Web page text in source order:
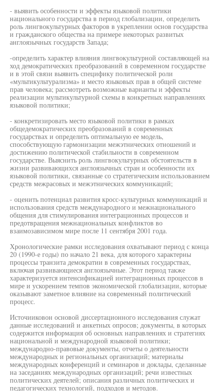
- выявить особенности и эффекты языковой политики
национального государства в период глобализации, определить
роль лингвокультурных факторов в укреплении основ государства
и гражданского общества на примере некоторых развитых
англоязычных государств Запада;
-определить характер влияния лингвокультурной составляющей на
ход демократических преобразований в современном государстве
и в этой связи выявить специфику политической роли
«мультикультурализма» и место языковых прав в общей системе
прав человека; рассмотреть возможные варианты и эффекты
реализации мультикультурной схемы в конкретных направлениях
языковой политики;
- конкретизировать место языковой политики в рамках
общедемократических преобразований в современных
государствах и определить оптимальную ее модель,
способствующую гармонизации межэтнических отношений и
достижению политической стабильности в современном
государстве. Выяснить роль лингвокультурных обстоятельств в
жизни развивающихся англоязычных стран и особенности их
языковой политики, связанные со стратегическим использованием
средств межрасовых и межэтнических коммуникаций;
- оценить потенциал развития кросс-культурных коммуникаций и
использования средств международного и межнационального
общения для стимулирования интеграционных процессов и
предотвращения межнациональных конфликтов во
взаимозависимом мире после 11 сентября 2001 года.
Хронологические рамки исследования охватывают период с конца
20 (1990-е годы) по начало 21 века, для которого характерны
процессы транзита демократии в современных государствах,
включая развивающиеся англоязычные. Этот период также
характеризуется интенсификацией интеграционных процессов в
мире и ускорением темпов экономической глобализации, которые
оказывают заметное влияние на современный политический
процесс.
Источииковон основой диссертационного исследования служат
данные исследований и анкетных опросов; документы, в которых
содержится информация об основных направлениях и стратегиях
национальной и международной языковой политики;
международно-правовые документы, отчеты о деятельности
международных и региональных организаций; материалы
международных конференций и семинаров и доклады, сделанные
на заседаниях международных организаций; речи известных
политических деятелей; описания различных политических и
педагогических технологий, подходов и методов.